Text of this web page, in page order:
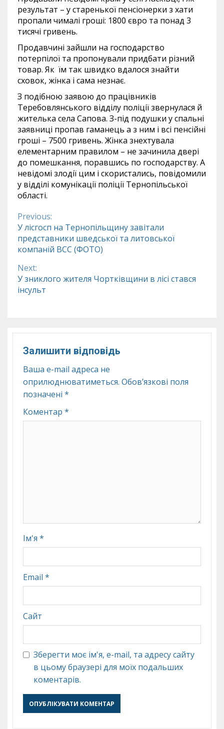
результат – у старенької пенсіонерки з хати
пропали чималі гроші: 1800 євро та понад 3
тисячі гривень.
Продавчині зайшли на господарство
потерпілої та пропонували придбати різний
товар. Як їм так швидко вдалося знайти
сховок, жінка і сама незнає.
З подібною заявою до працівників
Теребовлянського відділу поліції звернулася й
жителька села Сапова. З-під подушки у спальні
заявниці пропав гаманець а з ним і всі пенсійні
гроші – 7500 гривень. Жінка знехтувала
елементарним правилом – не зачинила двері
до помешкання, поравшись по господарству. А
невідомі злодії цим і скористались, повідомили
у відділі комунікації поліції Тернопільської
області.
Continue
Reading
Previous:
У лісгосп на Тернопільщину завітали
представники шведської та литовської
компаній BCC (ФОТО)
Next:
У зниклого жителя Чортківщини в лісі стався
інсульт
Залишити відповідь
Ваша e-mail адреса не
оприлюднюватиметься. Обов’язкові поля
позначені *
Коментар *
Ім'я *
Email *
Сайт
Зберегти моє ім'я, e-mail, та адресу сайту
в цьому браузері для моїх подальших
коментарів.